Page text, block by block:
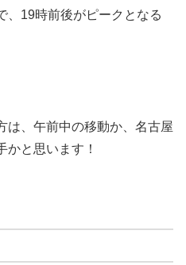
、19時前後がピークとなる
は、午前中の移動か、名古屋
かと思います！